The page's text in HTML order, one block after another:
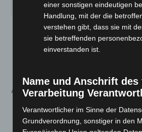
CAR
PICKUP
JETZT
Ähnliche Produkte
Angebot!
Angebot!
Ursprünglicher
war:
Aktueller
ist:
einer sonstigen eindeutigen
Handlung, mit der die
verstehen gibt, dass sie mit
sie betreffenden
einverstanden ist.
Name und Anschrift des
Verarbeitung
Verantwortlicher im Sinne der
Grundverordnung, sonstiger in den